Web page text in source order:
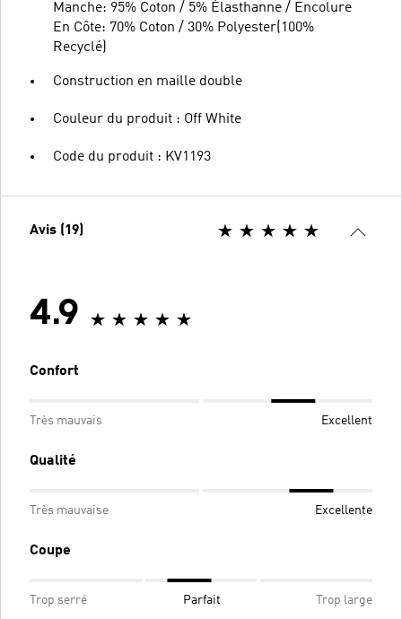
Manche: 95% Coton / 5% Élasthanne / Encolure
En Côte: 70% Coton / 30% Polyester(100%
Recyclé)
Construction en maille double
Couleur du produit : Off White
Code du produit : KV1193
Avis (19)
4.9
Confort
Très mauvais Excellent
Qualité
Très mauvaise Excellente
Coupe
Trop serré Parfait Trop large